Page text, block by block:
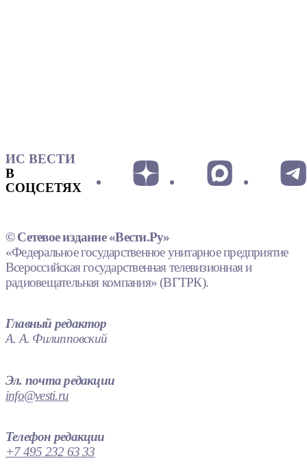
ИС ВЕСТИ
В
СОЦСЕТЯХ
© Сетевое издание «Вести.Ру»
«Федеральное государственное унитарное предприятие
Всероссийская государственная телевизионная и
радиовещательная компания» (ВГТРК).
Главный редактор
А. А. Филипповский
Эл. почта редакции
info@vesti.ru
Телефон редакции
+7 495 232 63 33